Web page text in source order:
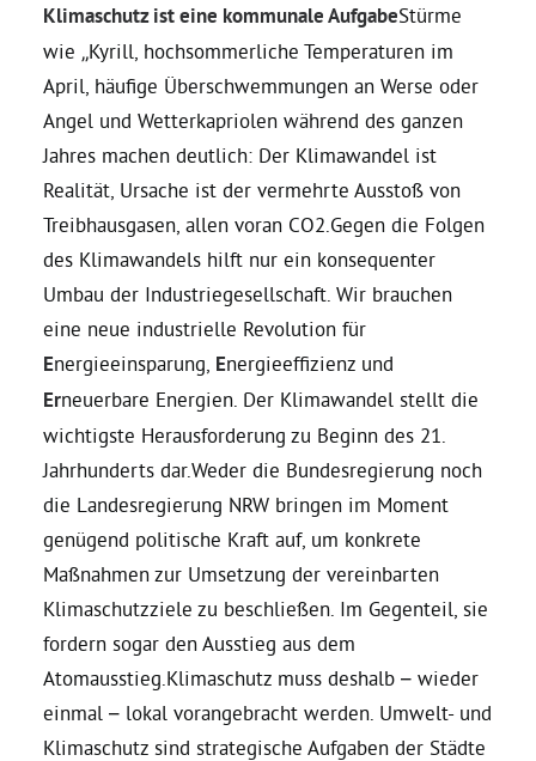
Ratsfraktion
Ratsmitglieder 2025 – 2030
Ratsanträge
Bezirksvertretungen
Aktiv werden
Termine
Arbeitsgruppen
Mitglied werden
Kommunalpolitik
Klimaschutz ist eine kommunale AufgabeStürme
wie „Kyrill, hochsommerliche Temperaturen im
April, häufige Überschwemmungen an Werse oder
Angel und Wetterkapriolen während des ganzen
Jahres machen deutlich: Der Klimawandel ist
Realität, Ursache ist der vermehrte Ausstoß von
Treibhausgasen, allen voran CO2.Gegen die Folgen
des Klimawandels hilft nur ein konsequenter
Umbau der Industriegesellschaft. Wir brauchen
eine neue industrielle Revolution für
Energieeinsparung, Energieeffizienz und
Erneuerbare Energien. Der Klimawandel stellt die
wichtigste Herausforderung zu Beginn des 21.
Jahrhunderts dar.Weder die Bundesregierung noch
die Landesregierung NRW bringen im Moment
genügend politische Kraft auf, um konkrete
Maßnahmen zur Umsetzung der vereinbarten
Klimaschutzziele zu beschließen. Im Gegenteil, sie
fordern sogar den Ausstieg aus dem
Atomausstieg.Klimaschutz muss deshalb – wieder
einmal – lokal vorangebracht werden. Umwelt- und
Klimaschutz sind strategische Aufgaben der Städte